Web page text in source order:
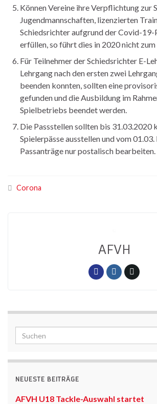
Können Vereine ihre Verpflichtung zur
Jugendmannschaften, lizenzierten
Schiedsrichter aufgrund der Covid-19-
erfüllen, so führt dies in 2020 nicht
Für Teilnehmer der Schiedsrichter E-
Lehrgang nach den ersten zwei
beenden konnten, sollten eine
gefunden und die Ausbildung im
Spielbetriebs beendet werden.
Die Passstellen sollten bis 31.03.2020
Spielerpässe ausstellen und vom
Passanträge nur postalisch bearbeiten.
Corona
AFVH
NEUESTE BEITRÄGE
AFVH U18 Tackle-Auswahl startet